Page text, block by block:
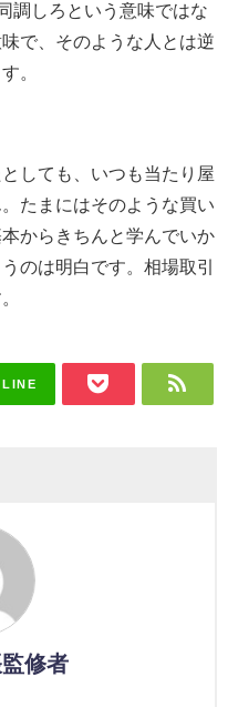
調しろという意味ではな
で、そのような人とは逆
。
しても、いつも当たり屋
たまにはそのような買い
からきちんと学んでいか
のは明白です。相場取引
LINE
修者